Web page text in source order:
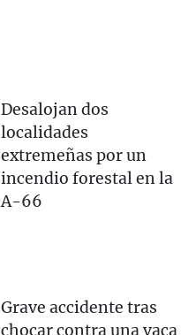
Desalojan dos
localidades
extremeñas por un
incendio forestal en la
A-66
Grave accidente tras
chocar contra una vaca